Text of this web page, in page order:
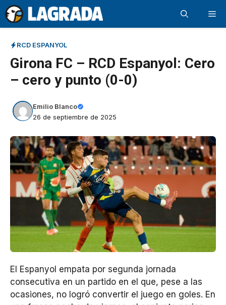
Saltar
al
contenido
RCD ESPANYOL
Girona FC – RCD Espanyol: Cero
– cero y punto (0-0)
Emilio Blanco
26 de septiembre de 2025
El Espanyol empata por segunda jornada
consecutiva en un partido en el que, pese a las
ocasiones, no logró convertir el juego en goles. En